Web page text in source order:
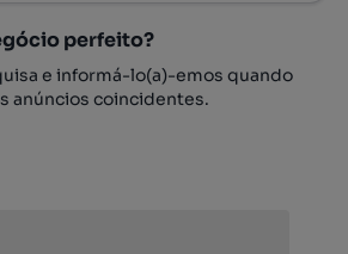
perfeito?
e informá-lo(a)-emos quando
anúncios coincidentes.